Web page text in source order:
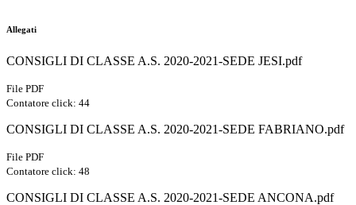
Allegati
CONSIGLI DI CLASSE A.S. 2020-2021-SEDE JESI.pdf
File PDF
Contatore click: 44
CONSIGLI DI CLASSE A.S. 2020-2021-SEDE FABRIANO.pdf
File PDF
Contatore click: 48
CONSIGLI DI CLASSE A.S. 2020-2021-SEDE ANCONA.pdf